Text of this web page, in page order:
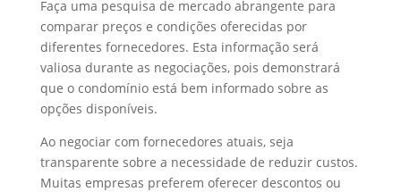
Faça uma pesquisa de mercado abrangente para
comparar preços e condições oferecidas por
diferentes fornecedores. Esta informação será
valiosa durante as negociações, pois demonstrará
que o condomínio está bem informado sobre as
opções disponíveis.
Ao negociar com fornecedores atuais, seja
transparente sobre a necessidade de reduzir custos.
Muitas empresas preferem oferecer descontos ou